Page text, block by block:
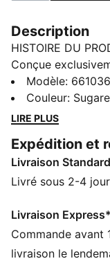
Description
HISTOIRE DU
Conçue
collection
tissus haute
technologie
GESTION DE
évacue l'humidité,
composé d’au
partir de déchets
DÉTAILS
Modèle:
Couleur:
LIRE PLUS
Expédition et
Livraison Standard
Livré sous 2-4
Livraison
Commande avant
livraison le